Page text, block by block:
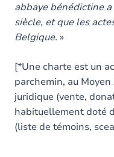
abbaye bénédictine
siècle, et que les
Belgique. »
[*Une charte est un
parchemin, au
juridique (vente,
habituellement doté
(liste de témoins,